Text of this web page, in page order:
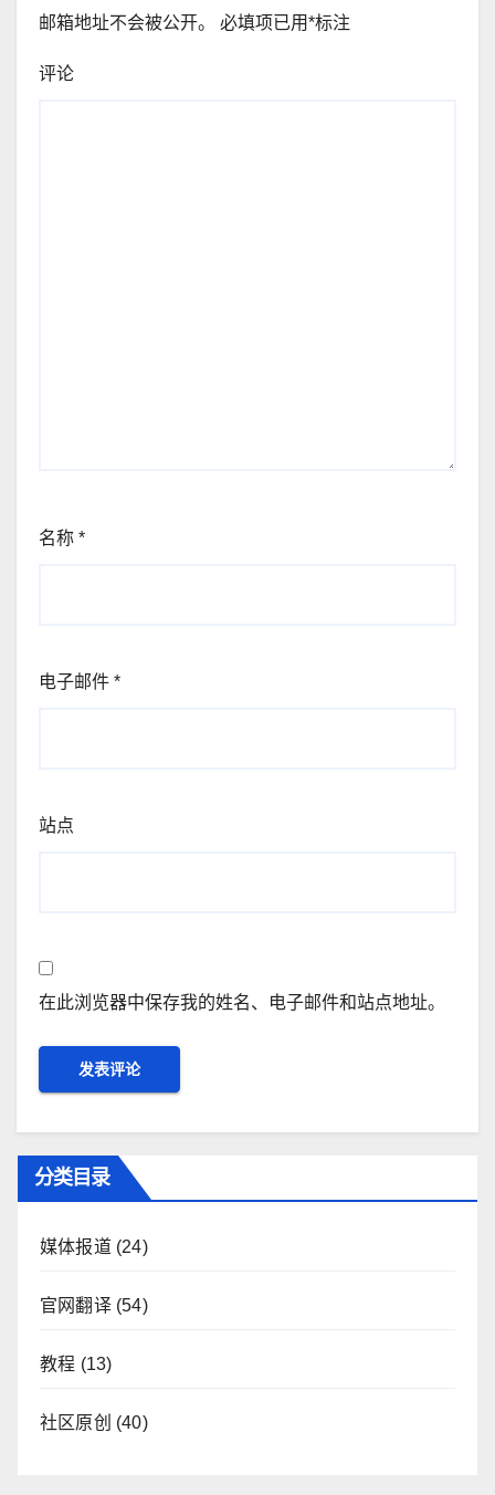
邮箱地址不会被公开。 必填项已用*标注
评论
名称 *
电子邮件 *
站点
在此浏览器中保存我的姓名、电子邮件和站点地址。
分类目录
媒体报道 (24)
官网翻译(54)
教程 (13)
社区原创 (40)